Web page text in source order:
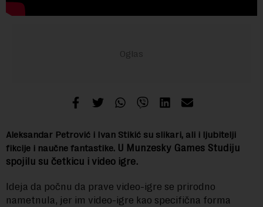
Aleksandar Petrović i Ivan Stikić su slikari, ali i ljubitelji
fikcije i naučne fantastike. U Munzesky Games Studiju
spojilu su četkicu i video igre.
Ideja da počnu da prave video-igre se prirodno
nametnula, jer im video-igre kao specifična forma